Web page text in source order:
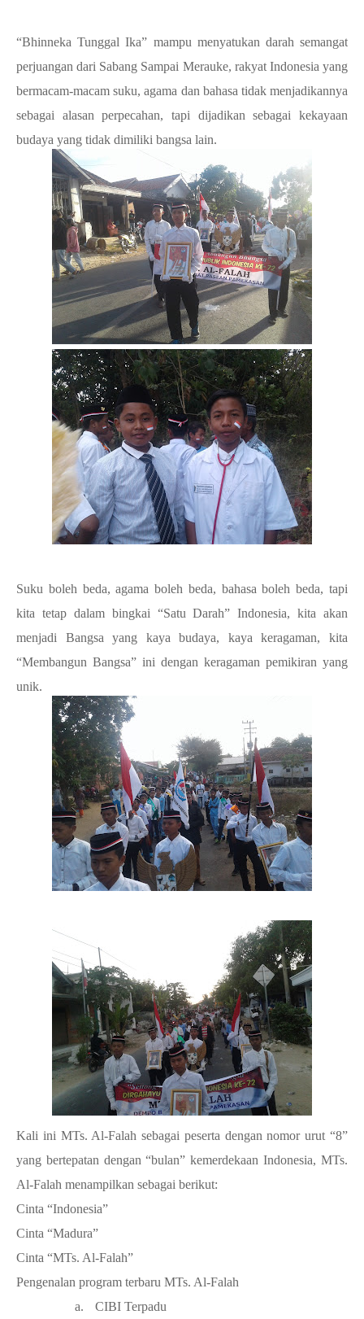
“Bhinneka Tunggal Ika” mampu menyatukan darah semangat
perjuangan dari Sabang Sampai Merauke, rakyat Indonesia yang
bermacam-macam suku, agama dan bahasa tidak menjadikannya
sebagai alasan perpecahan, tapi dijadikan sebagai kekayaan
budaya yang tidak dimiliki bangsa lain.
Suku boleh beda, agama boleh beda, bahasa boleh beda, tapi
kita tetap dalam bingkai “Satu Darah” Indonesia, kita akan
menjadi Bangsa yang kaya budaya, kaya keragaman, kita
“Membangun Bangsa” ini dengan keragaman pemikiran yang
unik.
Kali ini MTs. Al-Falah sebagai peserta dengan nomor urut “8”
yang bertepatan dengan “bulan” kemerdekaan Indonesia, MTs.
Al-Falah menampilkan sebagai berikut:
Cinta “Indonesia”
Cinta “Madura”
Cinta “MTs. Al-Falah”
Pengenalan program terbaru MTs. Al-Falah
a.
CIBI Terpadu